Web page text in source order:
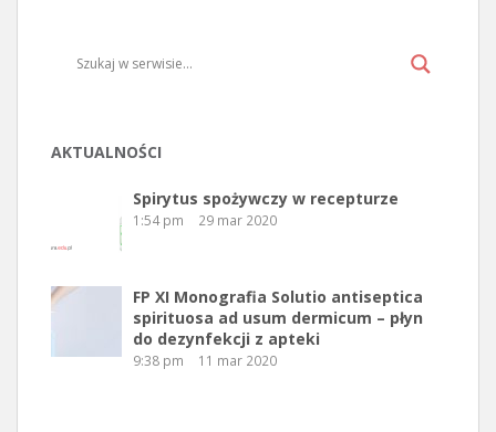
AKTUALNOŚCI
Spirytus spożywczy w recepturze
1:54 pm 29 mar 2020
FP XI Monografia Solutio antiseptica
spirituosa ad usum dermicum – płyn
do dezynfekcji z apteki
9:38 pm 11 mar 2020